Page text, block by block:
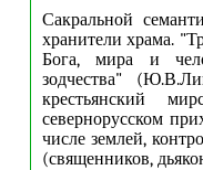
Сакральной
хранители храма.
Бога, мира и
зодчества"
крестьянский
севернорусском
числе землей,
(священников,